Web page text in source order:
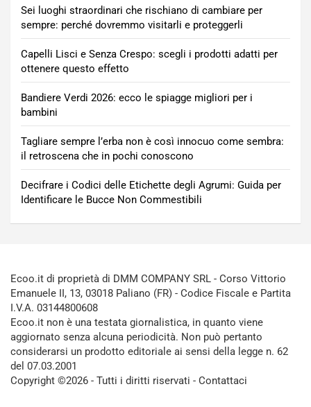
Sei luoghi straordinari che rischiano di cambiare per
sempre: perché dovremmo visitarli e proteggerli
Capelli Lisci e Senza Crespo: scegli i prodotti adatti per
ottenere questo effetto
Bandiere Verdi 2026: ecco le spiagge migliori per i
bambini
Tagliare sempre l’erba non è così innocuo come sembra:
il retroscena che in pochi conoscono
Decifrare i Codici delle Etichette degli Agrumi: Guida per
Identificare le Bucce Non Commestibili
Ecoo.it di proprietà di DMM COMPANY SRL - Corso Vittorio
Emanuele II, 13, 03018 Paliano (FR) - Codice Fiscale e Partita
I.V.A. 03144800608
Ecoo.it non è una testata giornalistica, in quanto viene
aggiornato senza alcuna periodicità. Non può pertanto
considerarsi un prodotto editoriale ai sensi della legge n. 62
del 07.03.2001
Copyright ©2026 - Tutti i diritti riservati - Contattaci